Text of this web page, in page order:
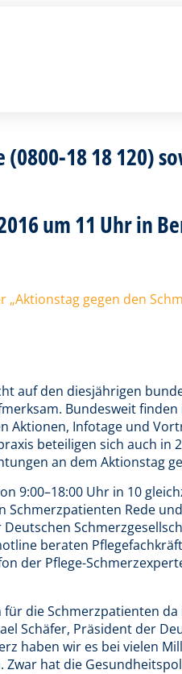
18 18 120)
um 11 Uhr in
gegen den
auf den diesjährigen
Bundesweit
Aktionen, Infotage und
beteiligen sich auch in
an dem Aktionstag
9:00–18:00 Uhr in 10
Schmerzpatienten Rede
beraten
der Pflege-
die Schmerzpatienten
Schäfer, Präsident der
haben wir es bei vielen
hat die